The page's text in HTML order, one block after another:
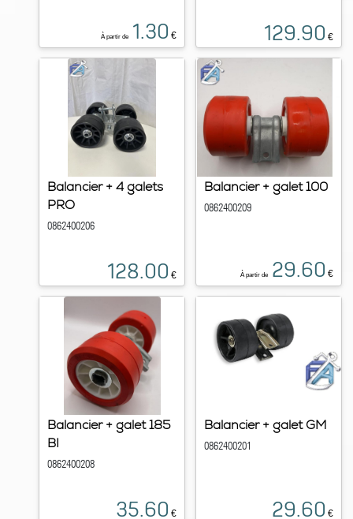
À partir de 1.30 € 129.90 €
Balancier + 4 galets
PRO
0862400206
128.00 €
Balancier + galet 100
0862400209
À partir de 29.60 €
Balancier + galet 185
BI
0862400208
35.60 €
Balancier + galet GM
0862400201
29.60 €